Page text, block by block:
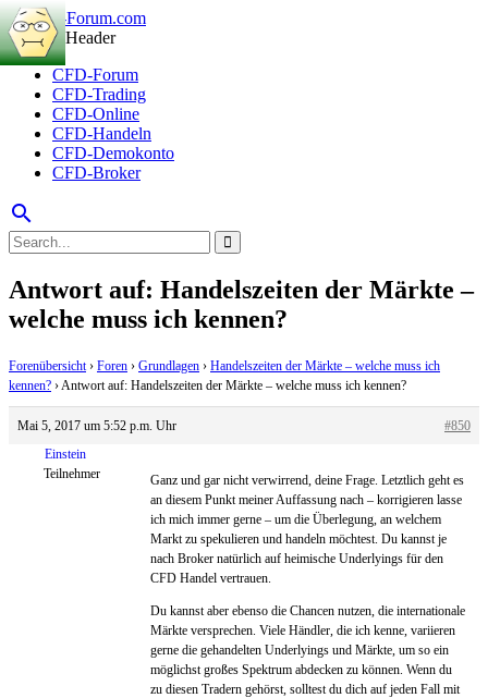
CFD-Forum
CFD-Trading
CFD-Online
CFD-Handeln
CFD-Demokonto
CFD-Broker
search
Antwort auf: Handelszeiten der Märkte –
welche muss ich kennen?
Forenübersicht › Foren › Grundlagen › Handelszeiten der Märkte – welche muss ich
kennen? ›Antwort auf: Handelszeiten der Märkte – welche muss ich kennen?
Mai 5, 2017 um 5:52 p.m. Uhr
#850
Einstein
Teilnehmer
Ganz und gar nicht verwirrend, deine Frage. Letztlich geht es
an diesem Punkt meiner Auffassung nach – korrigieren lasse
ich mich immer gerne – um die Überlegung, an welchem
Markt zu spekulieren und handeln möchtest. Du kannst je
nach Broker natürlich auf heimische Underlyings für den
CFD Handel vertrauen.
Du kannst aber ebenso die Chancen nutzen, die internationale
Märkte versprechen. Viele Händler, die ich kenne, variieren
gerne die gehandelten Underlyings und Märkte, um so ein
möglichst großes Spektrum abdecken zu können. Wenn du
zu diesen Tradern gehörst, solltest du dich auf jeden Fall mit